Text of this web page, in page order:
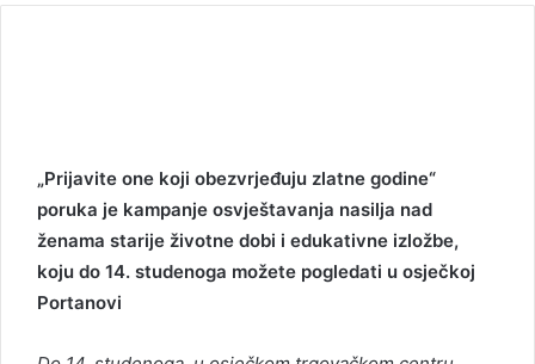
„Prijavite one koji obezvrjeđuju zlatne godine“
poruka je kampanje osvještavanja nasilja nad
ženama starije životne dobi i edukativne izložbe,
koju do 14. studenoga možete pogledati u osječkoj
Portanovi